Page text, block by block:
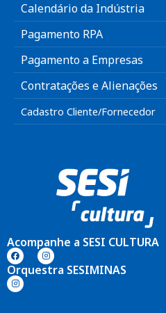
Calendário da Indústria
Pagamento RPA
Pagamento a Empresas
Contratações e Alienações
Cadastro Cliente/Fornecedor
Acompanhe a SESI CULTURA
Orquestra SESIMINAS